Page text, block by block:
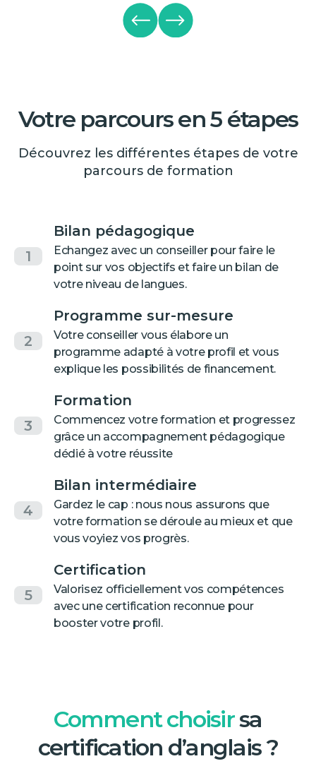
Votre parcours en 5 étapes
Découvrez les différentes étapes de votre
parcours de formation
1
Bilan pédagogique
Echangez avec un conseiller pour faire le
point sur vos objectifs et faire un bilan de
votre niveau de langues.
2
Programme sur-mesure
Votre conseiller vous élabore un
programme adapté à votre profil et vous
explique les possibilités de financement.
3
Formation
Commencez votre formation et progressez
grâce un accompagnement pédagogique
dédié à votre réussite
4
Bilan intermédiaire
Gardez le cap : nous nous assurons que
votre formation se déroule au mieux et que
vous voyiez vos progrès.
5
Certification
Valorisez officiellement vos compétences
avec une certification reconnue pour
booster votre profil.
Comment choisirsa
certification d’anglais ?